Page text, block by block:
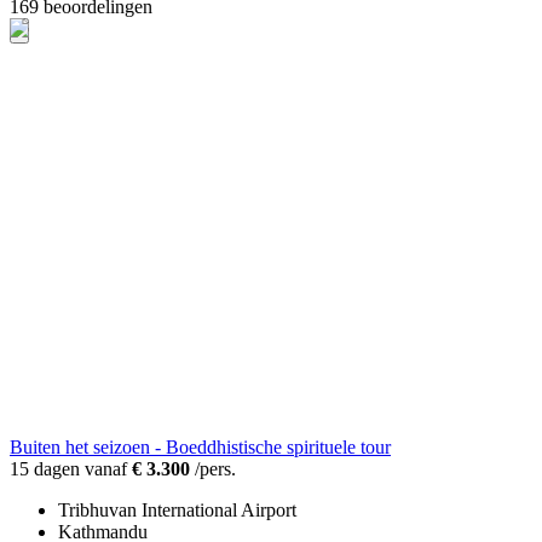
169 beoordelingen
Buiten het seizoen - Boeddhistische spirituele tour
15 dagen vanaf€ 3.300 /pers.
Tribhuvan International Airport
Kathmandu